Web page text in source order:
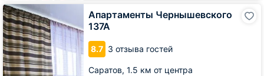
Апартаменты Чернышевского
137А
8.7 3 отзыва гостей
Саратов, 1.5 км от центра
Апартаменты
Чернышевского
137А